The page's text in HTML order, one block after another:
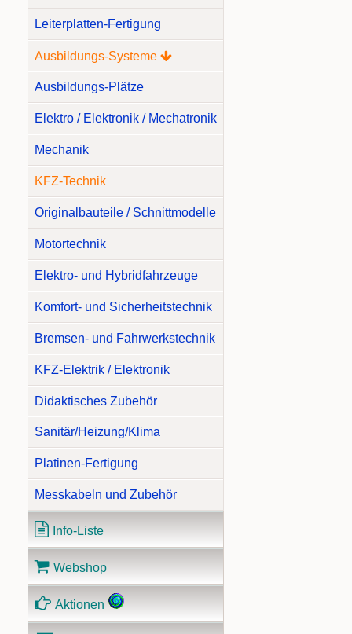
Leiterplatten-Fertigung
Ausbildungs-Systeme
Ausbildungs-Plätze
Elektro / Elektronik / Mechatronik
Mechanik
KFZ-Technik
Originalbauteile / Schnittmodelle
Motortechnik
Elektro- und Hybridfahrzeuge
Komfort- und Sicherheitstechnik
Bremsen- und Fahrwerkstechnik
KFZ-Elektrik / Elektronik
Didaktisches Zubehör
Sanitär/Heizung/Klima
Platinen-Fertigung
Messkabeln und Zubehör
Info-Liste
Webshop
Aktionen